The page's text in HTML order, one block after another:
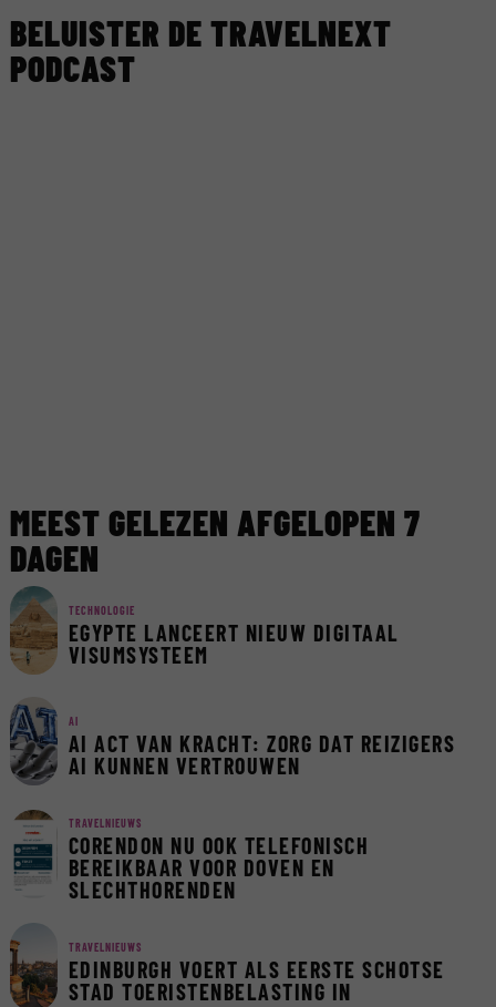
BELUISTER DE TRAVELNEXT
PODCAST
MEEST GELEZEN AFGELOPEN 7
DAGEN
TECHNOLOGIE
EGYPTE LANCEERT NIEUW DIGITAAL
VISUMSYSTEEM
AI
AI ACT VAN KRACHT: ZORG DAT REIZIGERS
AI KUNNEN VERTROUWEN
TRAVELNIEUWS
CORENDON NU OOK TELEFONISCH
BEREIKBAAR VOOR DOVEN EN
SLECHTHORENDEN
TRAVELNIEUWS
EDINBURGH VOERT ALS EERSTE SCHOTSE
STAD TOERISTENBELASTING IN